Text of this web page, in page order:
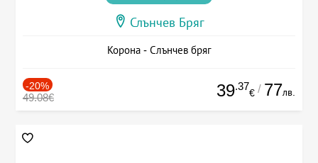
Слънчев Бряг
Корона - Слънчев бряг
-20%
49.08€ 39.37
€ / 77лв.